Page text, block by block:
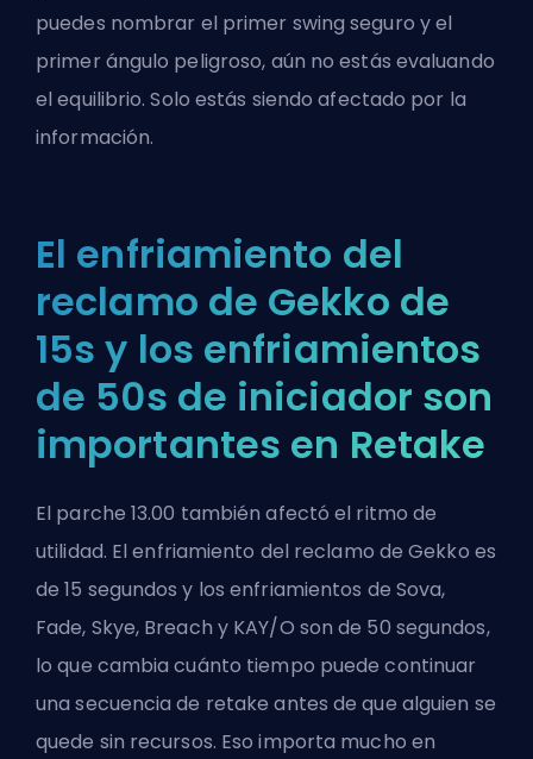
puedes nombrar el primer swing seguro y el
primer ángulo peligroso, aún no estás evaluando
el equilibrio. Solo estás siendo afectado por la
información.
El enfriamiento del
reclamo de Gekko de
15s y los enfriamientos
de 50s de iniciador son
importantes en Retake
El parche 13.00 también afectó el ritmo de
utilidad. El enfriamiento del reclamo de Gekko es
de 15 segundos y los enfriamientos de Sova,
Fade, Skye, Breach y KAY/O son de 50 segundos,
lo que cambia cuánto tiempo puede continuar
una secuencia de retake antes de que alguien se
quede sin recursos. Eso importa mucho en